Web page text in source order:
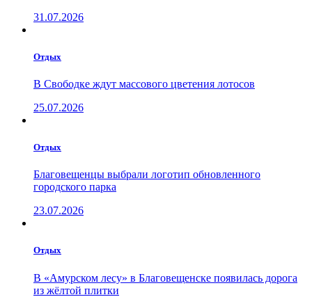
31.07.2026
Отдых
В Свободке ждут массового цветения лотосов
25.07.2026
Отдых
Благовещенцы выбрали логотип обновленного
городского парка
23.07.2026
Отдых
В «Амурском лесу» в Благовещенске появилась дорога
из жёлтой плитки